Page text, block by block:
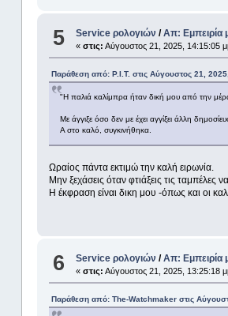
5 Service ρολογιών /Απ: Εμπειρία
«στις: Αύγουστος 21, 2025, 14:15:05
Παράθεση από: P.I.T. στις Αύγουστος 21,
"Η παλιά καλίμπρα ήταν δική μου από την
Με άγγιξε όσο δεν με έχει αγγίξει άλλη
Α στο καλό, συγκινήθηκα.
Ωραίος πάντα εκτιμώ την καλή ειρωνία.
Μην ξεχάσεις όταν φτιάξεις τις ταμπέλες
Η έκφραση είναι δικη μου -όπως και οι
6 Service ρολογιών /Απ: Εμπειρία
«στις: Αύγουστος 21, 2025, 13:25:18
Παράθεση από: The-Watchmaker στις